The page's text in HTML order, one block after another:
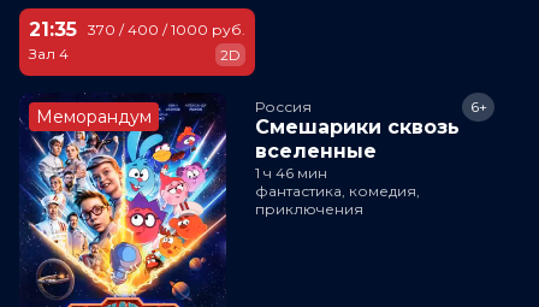
21:35
Зал 4
370 / 400 / 1000 руб.
2D
Меморандум Россия
Смешарики сквозь
вселенные
6+
1 ч 46 мин
фантастика, комедия,
приключения